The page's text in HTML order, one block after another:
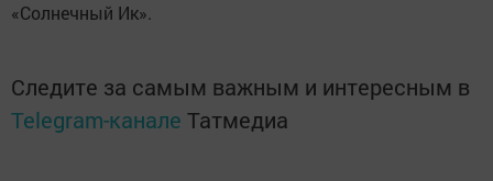
«Солнечный Ик».
Следите за самым важным и интересным в
Telegram-канале Татмедиа